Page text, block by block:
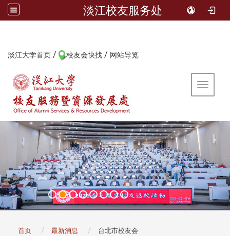
淡江校友服务处
淡江大学首页 / 校友会快找 / 网站导览
Toggle
首页 最新消息 台北市校友会